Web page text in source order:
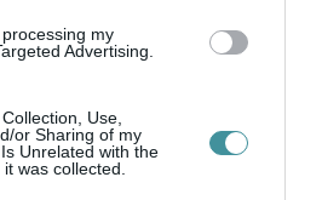
my
Advertising.
Use,
or Sharing of my
Unrelated with the
was collected.
A KORÁBBAN
augusztus 07